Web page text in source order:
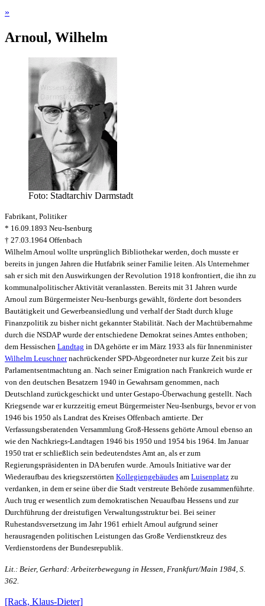
»
Arnoul, Wilhelm
Foto: Stadtarchiv Darmstadt
Fabrikant, Politiker
* 16.09.1893 Neu-Isenburg
† 27.03.1964 Offenbach
Wilhelm Arnoul wollte ursprünglich Bibliothekar werden, doch musste er
bereits in jungen Jahren die Hutfabrik seiner Familie leiten. Als Unternehmer
sah er sich mit den Auswirkungen der Revolution 1918 konfrontiert, die ihn zu
kommunalpolitischer Aktivität veranlassten. Bereits mit 31 Jahren wurde
Arnoul zum Bürgermeister Neu-Isenburgs gewählt, förderte dort besonders
Bautätigkeit und Gewerbeansiedlung und verhalf der Stadt durch kluge
Finanzpolitik zu bisher nicht gekannter Stabilität. Nach der Machtübernahme
durch die NSDAP wurde der entschiedene Demokrat seines Amtes enthoben;
dem Hessischen Landtag in DA gehörte er im März 1933 als für Innenminister
Wilhelm Leuschnernachrückender SPD-Abgeordneter nur kurze Zeit bis zur
Parlamentsentmachtung an. Nach seiner Emigration nach Frankreich wurde er
von den deutschen Besatzern 1940 in Gewahrsam genommen, nach
Deutschland zurückgeschickt und unter Gestapo-Überwachung gestellt. Nach
Kriegsende war er kurzzeitig erneut Bürgermeister Neu-Isenburgs, bevor er von
1946 bis 1950 als Landrat des Kreises Offenbach amtierte. Der
Verfassungsberatenden Versammlung Groß-Hessens gehörte Arnoul ebenso an
wie den Nachkriegs-Landtagen 1946 bis 1950 und 1954 bis 1964. Im Januar
1950 trat er schließlich sein bedeutendstes Amt an, als er zum
Regierungspräsidenten in DA berufen wurde. Arnouls Initiative war der
Wiederaufbau des kriegszerstörten Kollegiengebäudes am Luisenplatz zu
verdanken, in dem er seine über die Stadt verstreute Behörde zusammenführte.
Auch trug er wesentlich zum demokratischen Neuaufbau Hessens und zur
Durchführung der dreistufigen Verwaltungsstruktur bei. Bei seiner
Ruhestandsversetzung im Jahr 1961 erhielt Arnoul aufgrund seiner
herausragenden politischen Leistungen das Große Verdienstkreuz des
Verdienstordens der Bundesrepublik.
Lit.: Beier, Gerhard: Arbeiterbewegung in Hessen, Frankfurt/Main 1984, S.
362.
[Rack, Klaus-Dieter]